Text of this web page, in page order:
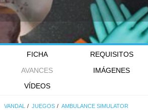
FICHA
REQUISITOS
AVANCES
IMÁGENES
VÍDEOS
VANDAL JUEGOS AMBULANCE SIMULATOR